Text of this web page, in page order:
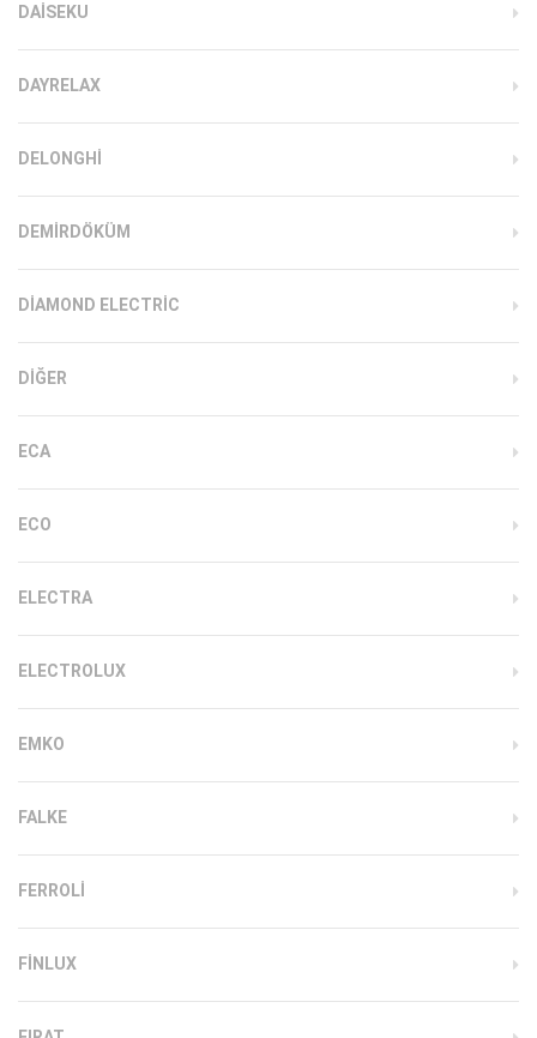
DAISEKU
DAYRELAX
DELONGHI
DEMIRDÖKÜM
DIAMOND ELECTRIC
DIĞER
ECA
ECO
ELECTRA
ELECTROLUX
EMKO
FALKE
FERROLI
FINLUX